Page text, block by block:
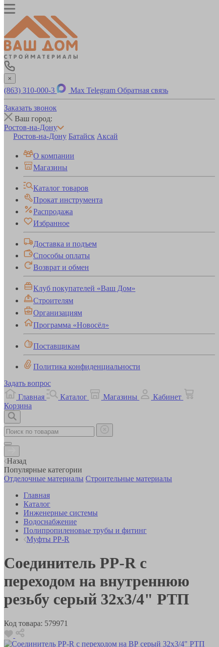
×
(863) 310-000-3 Max Telegram Обратная связь
Заказать звонок
Ваш город:
Ростов-на-Дону
Ростов-на-Дону Батайск Аксай
О компании
Магазины
Каталог товаров
Прокат инструмента
Распродажа
Избранное
Доставка и подъем
Способы оплаты
Возврат и обмен
Клуб покупателей «Ваш Дом»
Строителям
Организациям
Программа «Новосёл»
Поставщикам
Политика конфиденциальности
Задать вопрос
Главная
Каталог Магазины
Кабинет
Корзина
Назад
Популярные категории
Отделочные материалы Строительные материалы
Главная
Каталог
Инженерные системы
Водоснабжение
Полипропиленовые трубы и фитинг
Муфты PP-R
Соединитель РР-R с
переходом на внутреннюю
резьбу серый 32х3/4" РТП
Код товара: 579971